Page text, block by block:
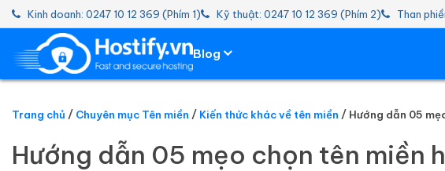
HOSTING
TÊN MIỀN
Kinh doanh: 0247 10 12 369 (Phím 1) Kỹ thuật: 0247 10 12 369 (Phím 2) Than
Blog
Trang chủ Chuyên mục Tên miền Kiến thức khác về tên miền Hướng dẫn 05
Hướng dẫn 05 mẹo chọn tên miền